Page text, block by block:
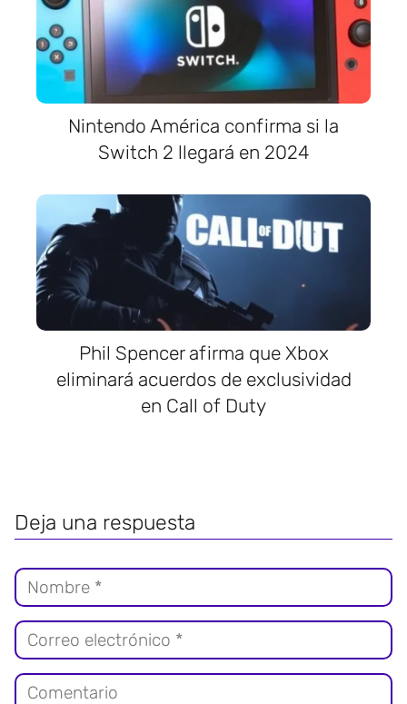
Nintendo América confirma si la
Switch 2 llegará en 2024
Phil Spencer afirma que Xbox
eliminará acuerdos de exclusividad
en Call of Duty
Deja una respuesta